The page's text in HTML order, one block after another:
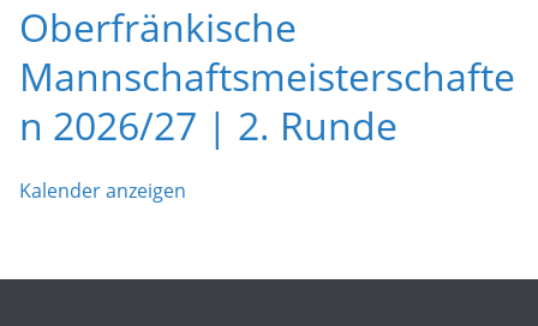
Oberfränkische
Mannschaftsmeisterschafte
n 2026/27 | 2. Runde
Kalender anzeigen